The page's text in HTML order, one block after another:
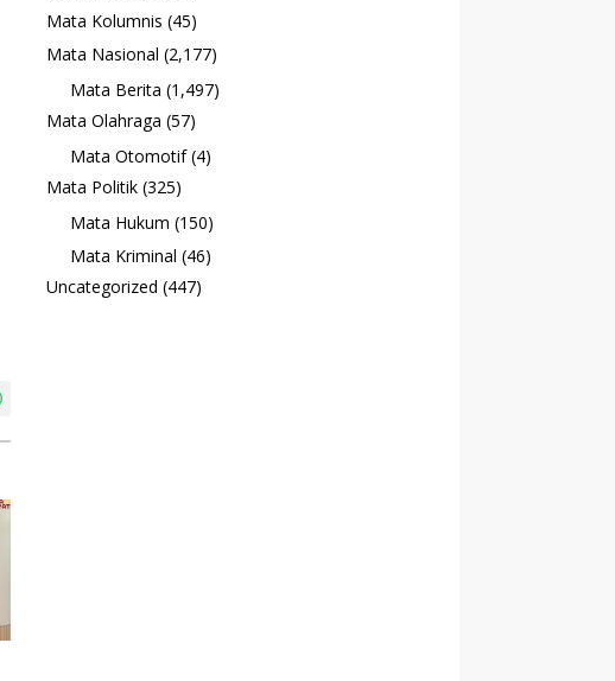
Mata Kolumnis (45)
Mata Nasional (2,177)
Mata Berita (1,497)
Mata Olahraga (57)
Mata Otomotif(4)
Mata Politik (325)
Mata Hukum (150)
Mata Kriminal (46)
Uncategorized (447)